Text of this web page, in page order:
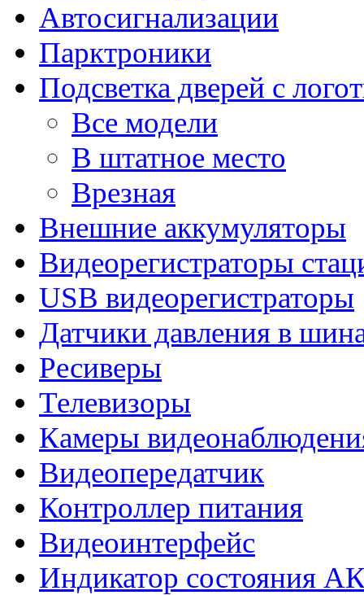
Автосигнализации
Парктроники
Подсветка дверей с
Все модели
В штатное место
Врезная
Внешние аккумуляторы
Видеорегистраторы
USB видеорегистраторы
Датчики давления в
Ресиверы
Телевизоры
Камеры
Видеопередатчик
Контроллер питания
Видеоинтерфейс
Индикатор состояния